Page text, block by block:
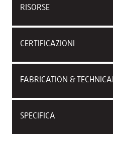
RISORSE
CERTIFICAZIONI
FABRICATION & TECHNICAL
SPECIFICA